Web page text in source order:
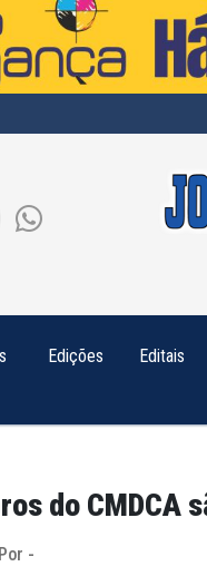
Edições Editais
do CMDCA
-